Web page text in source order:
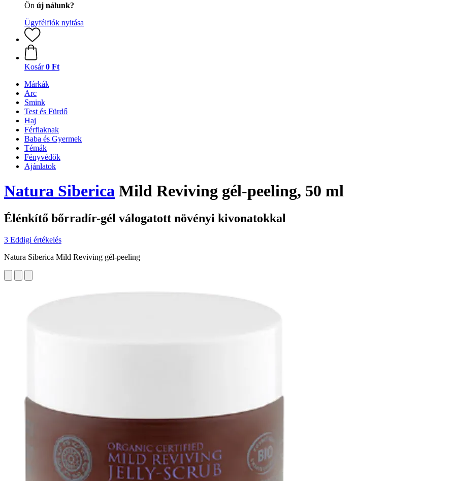
Ön új nálunk?
Ügyfélfiók nyitása
Kosár 0 Ft
Márkák
Arc
Smink
Test és Fürdő
Haj
Férfiaknak
Baba és Gyermek
Témák
Fényvédők
Ajánlatok
Natura Siberica Mild Reviving gél-peeling, 50 ml
Élénkítő bőrradír-gél válogatott növényi kivonatokkal
3 Eddigi értékelés
Natura Siberica Mild Reviving gél-peeling